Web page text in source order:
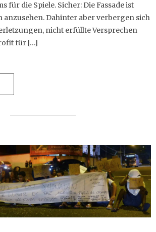
für die Spiele. Sicher: Die Fassade ist
anzusehen. Dahinter aber verbergen sich
nicht erfüllte Versprechen
für […]